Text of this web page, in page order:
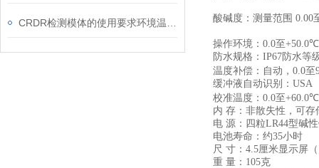
酸碱度：测量范围 0.00
操作环境： 0.0至+50.0℃
防水规格： IP67防水等
温度补偿：自动， 0.0至
缓冲液自动识别： USA
校准温度： 0.0至+60.0℃
内 存：非散失性，可存
电 源：四粒LR44型碱
电池寿命：约35小时
尺 寸： 4.5厘米显示屏
重 量： 105克